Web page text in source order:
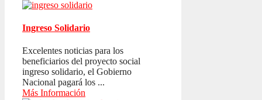
Ingreso Solidario
Excelentes noticias para los
beneficiarios del proyecto social
ingreso solidario, el Gobierno
Nacional pagará los ...
Más Información